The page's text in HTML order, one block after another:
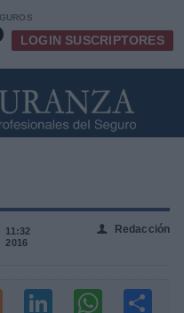
LOGIN SUSCRIPTORES
11:32
2016
👤 Redacción